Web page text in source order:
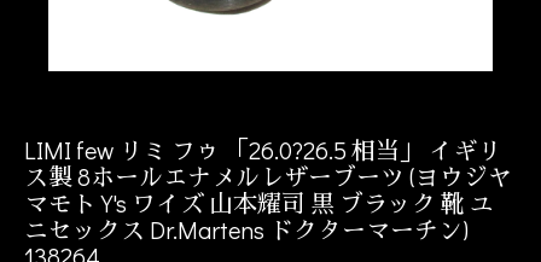
LIMI few リミ フゥ 「26.0?26.5 相当」 イギリ
ス製 8ホールエナメルレザーブーツ (ヨウジヤ
マモト Y's ワイズ 山本耀司 黒 ブラック 靴 ユ
ニセックス Dr.Martens ドクターマーチン)